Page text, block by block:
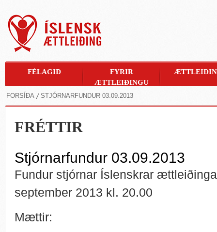
FORSÍÐA STJÓRNARFUNDUR 03.09.2013
FRÉTTIR
Stjórnarfundur 03.09.2013
Fundur stjórnar Íslenskrar
september 2013 kl. 20.00
Mættir:
FÉLAGIÐ
FYRIR
ÆTTLEIÐINGU